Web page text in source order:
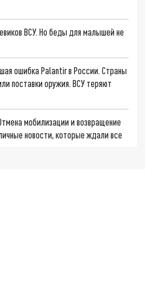
ВСУ. Но беды для малышей не
ошибка Palantir в России. Страны
поставки оружия. ВСУ теряют
мобилизации и возвращение
новости, которые ждали все